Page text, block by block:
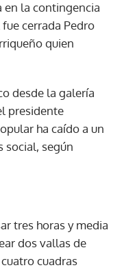
en la contingencia
cerrada Pedro
quien
desde la galería
presidente
ha caído a un
social, según
tres horas y media
dos vallas de
cuadras